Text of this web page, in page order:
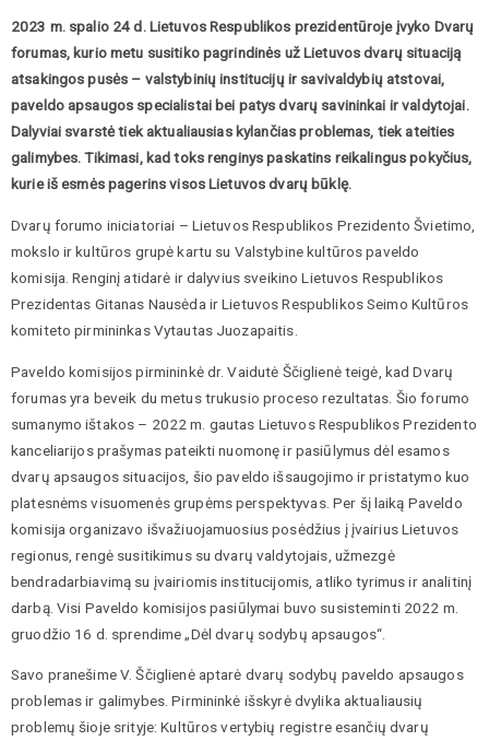
2023 m. spalio 24 d. Lietuvos Respublikos prezidentūroje įvyko Dvarų
forumas, kurio metu susitiko pagrindinės už Lietuvos dvarų situaciją
atsakingos pusės – valstybinių institucijų ir savivaldybių atstovai,
paveldo apsaugos specialistai bei patys dvarų savininkai ir valdytojai.
Dalyviai svarstė tiek aktualiausias kylančias problemas, tiek ateities
galimybes. Tikimasi, kad toks renginys paskatins reikalingus pokyčius,
kurie iš esmės pagerins visos Lietuvos dvarų būklę.
Dvarų forumo iniciatoriai – Lietuvos Respublikos Prezidento Švietimo,
mokslo ir kultūros grupė kartu su Valstybine kultūros paveldo
komisija. Renginį atidarė ir dalyvius sveikino Lietuvos Respublikos
Prezidentas Gitanas Nausėda ir Lietuvos Respublikos Seimo Kultūros
komiteto pirmininkas Vytautas Juozapaitis.
Paveldo komisijos pirmininkė dr. Vaidutė Ščiglienė teigė, kad Dvarų
forumas yra beveik du metus trukusio proceso rezultatas. Šio forumo
sumanymo ištakos – 2022 m. gautas Lietuvos Respublikos Prezidento
kanceliarijos prašymas pateikti nuomonę ir pasiūlymus dėl esamos
dvarų apsaugos situacijos, šio paveldo išsaugojimo ir pristatymo kuo
platesnėms visuomenės grupėms perspektyvas. Per šį laiką Paveldo
komisija organizavo išvažiuojamuosius posėdžius į įvairius Lietuvos
regionus, rengė susitikimus su dvarų valdytojais, užmezgė
bendradarbiavimą su įvairiomis institucijomis, atliko tyrimus ir analitinį
darbą. Visi Paveldo komisijos pasiūlymai buvo susisteminti 2022 m.
gruodžio 16 d. sprendime „Dėl dvarų sodybų apsaugos“.
Savo pranešime V. Ščiglienė aptarė dvarų sodybų paveldo apsaugos
problemas ir galimybes. Pirmininkė išskyrė dvylika aktualiausių
problemų šioje srityje: Kultūros vertybių registre esančių dvarų